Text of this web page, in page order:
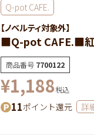
Q-pot CAFE.
【ノベルティ対象外】
■Q-pot CAFE.■
商品番号 7700122
¥1,188税込
11ポイント還元 詳